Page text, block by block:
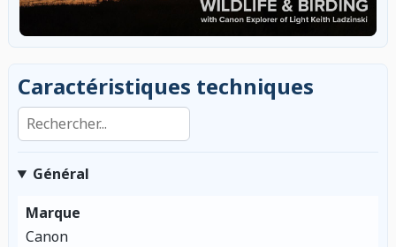
Caractéristiques techniques
Rechercher dans les caractéristiques
Général
Marque
Canon